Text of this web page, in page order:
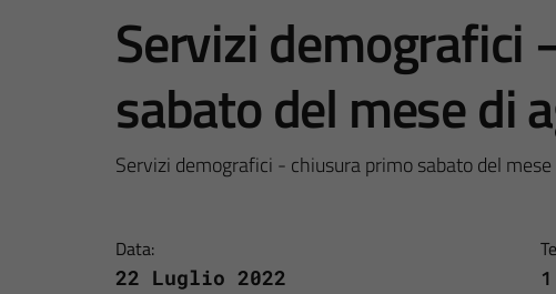
Servizi demografici
sabato del mese di
Servizi demografici - chiusura primo sabato del
Data:
22 Luglio 2022